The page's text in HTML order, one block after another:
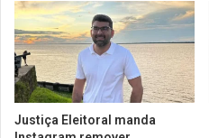
Justiça Eleitoral manda